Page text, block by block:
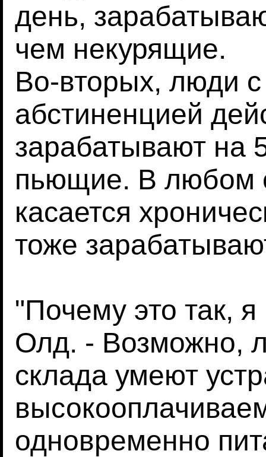
день,
чем некурящие.
Во-вторых, люди с
абстиненцией
зарабатывают на
пьющие. В любом
касается
тоже
"Почему это так,
Олд. - Возможно,
склада умеют
одновременно